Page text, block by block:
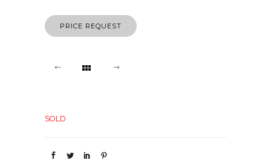
PRICE REQUEST
SOLD